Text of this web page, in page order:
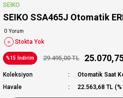
SEIKO
SEIKO SSA465J Otomatik
0 Yorum
Stokta Yok
%15 İndirim 29.495,00 TL
Koleksiyon
Otomatik Saat
Havale
22.563,68 TL